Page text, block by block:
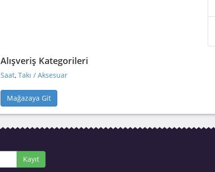
Alışveriş Kategorileri
Saat, Takı / Aksesuar
Mağazaya Git
Kayıt